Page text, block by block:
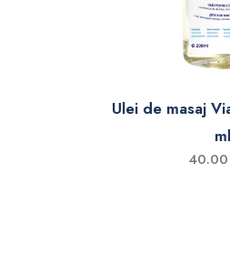
Ulei de masaj
ml